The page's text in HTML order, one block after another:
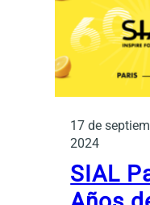
17 de
2024
SIAL